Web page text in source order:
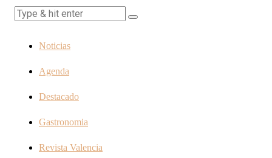
Noticias
Agenda
Destacado
Gastronomia
Revista Valencia